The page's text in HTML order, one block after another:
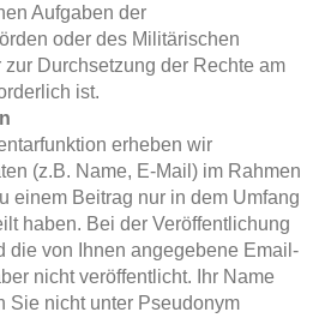
Aufgaben der
oder des Militärischen
Durchsetzung der Rechte am
ist.
erheben wir
(z.B. Name, E-Mail) im Rahmen
einem Beitrag nur in dem Umfang
haben. Bei der Veröffentlichung
die von Ihnen angegebene Email-
nicht veröffentlicht. Ihr Name
Sie nicht unter Pseudonym